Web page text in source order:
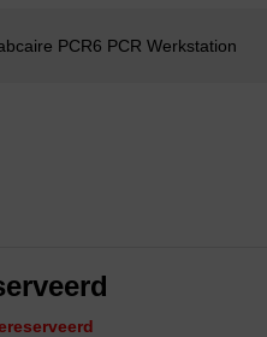
PCR6 PCR Werkstation